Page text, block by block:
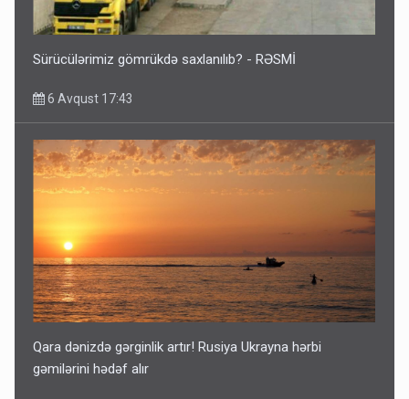
Sürücülərimiz gömrükdə saxlanılıb? - RƏSMİ
6 Avqust 17:43
Qara dənizdə gərginlik artır! Rusiya Ukrayna hərbi
gəmilərini hədəf alır